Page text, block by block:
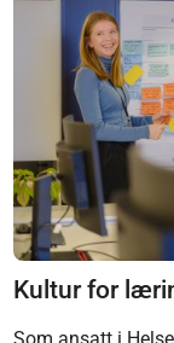
Kultur for